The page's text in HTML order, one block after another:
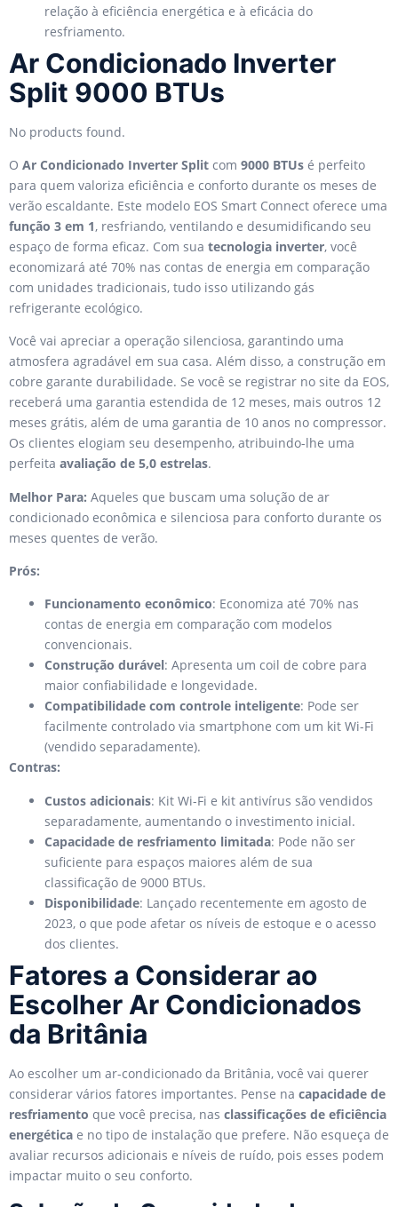
relação à eficiência energética e à eficácia do
resfriamento.
Ar Condicionado Inverter
Split 9000 BTUs
No products found.
O Ar Condicionado Inverter Split com 9000 BTUs é perfeito
para quem valoriza eficiência e conforto durante os meses de
verão escaldante. Este modelo EOS Smart Connect oferece uma
função 3 em 1, resfriando, ventilando e desumidificando seu
espaço de forma eficaz. Com sua tecnologia inverter, você
economizará até 70% nas contas de energia em comparação
com unidades tradicionais, tudo isso utilizando gás
refrigerante ecológico.
Você vai apreciar a operação silenciosa, garantindo uma
atmosfera agradável em sua casa. Além disso, a construção em
cobre garante durabilidade. Se você se registrar no site da EOS,
receberá uma garantia estendida de 12 meses, mais outros 12
meses grátis, além de uma garantia de 10 anos no compressor.
Os clientes elogiam seu desempenho, atribuindo-lhe uma
perfeita avaliação de 5,0 estrelas.
Melhor Para: Aqueles que buscam uma solução de ar
condicionado econômica e silenciosa para conforto durante os
meses quentes de verão.
Prós:
Funcionamento econômico: Economiza até 70% nas
contas de energia em comparação com modelos
convencionais.
Construção durável: Apresenta um coil de cobre para
maior confiabilidade e longevidade.
Compatibilidade com controle inteligente: Pode ser
facilmente controlado via smartphone com um kit Wi-Fi
(vendido separadamente).
Contras:
Custos adicionais: Kit Wi-Fi e kit antivírus são vendidos
separadamente, aumentando o investimento inicial.
Capacidade de resfriamento limitada: Pode não ser
suficiente para espaços maiores além de sua
classificação de 9000 BTUs.
Disponibilidade: Lançado recentemente em agosto de
2023, o que pode afetar os níveis de estoque e o acesso
dos clientes.
Fatores a Considerar ao
Escolher Ar Condicionados
da Britânia
Ao escolher um ar-condicionado da Britânia, você vai querer
considerar vários fatores importantes. Pense na capacidade de
resfriamento que você precisa, nas classificações de eficiência
energética e no tipo de instalação que prefere. Não esqueça de
avaliar recursos adicionais e níveis de ruído, pois esses podem
impactar muito o seu conforto.